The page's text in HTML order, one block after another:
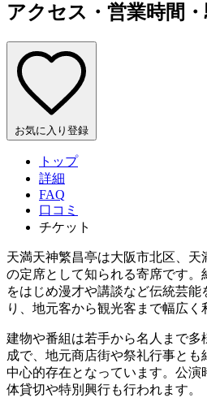
アクセス・営業時間
お気に入り登録
トップ
詳細
FAQ
口コミ
チケット
天満天神繁昌亭は大阪市北区、
の定席として知られる寄席です。
をはじめ漫才や講談など伝統芸
り、地元客から観光客まで幅広く
建物や番組は若手から名人まで
成で、地元商店街や祭礼行事と
中心的存在となっています。公演
体貸切や特別興行も行われます。